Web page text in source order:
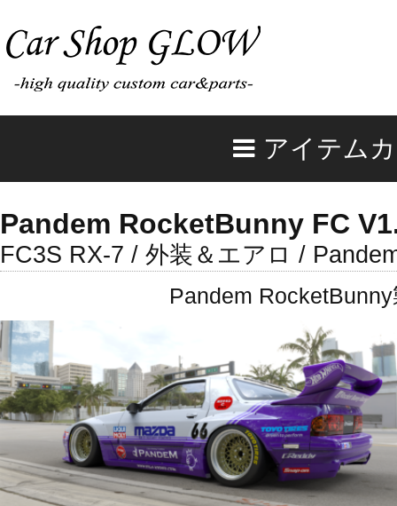
アイテム
Pandem RocketBunny FC
FC3S RX-7 / 外装＆エアロ /
Pandem